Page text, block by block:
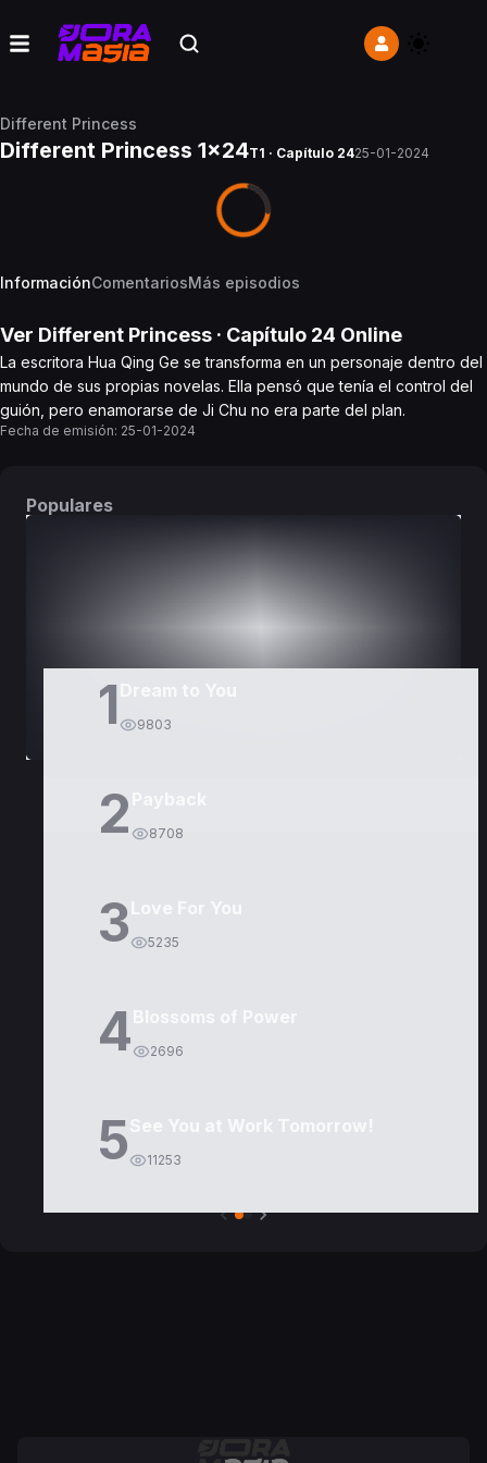
Different Princess
Different Princess 1x24T1 · Capítulo 2425-01-2024
InformaciónComentariosMás episodios
Ver Different Princess · Capítulo 24 Online
La escritora Hua Qing Ge se transforma en un personaje dentro del
mundo de sus propias novelas. Ella pensó que tenía el control del
guión, pero enamorarse de Ji Chu no era parte del plan.
Fecha de emisión: 25-01-2024
Populares
1 9803
2 8708
3 5235
4 2696
5 11253